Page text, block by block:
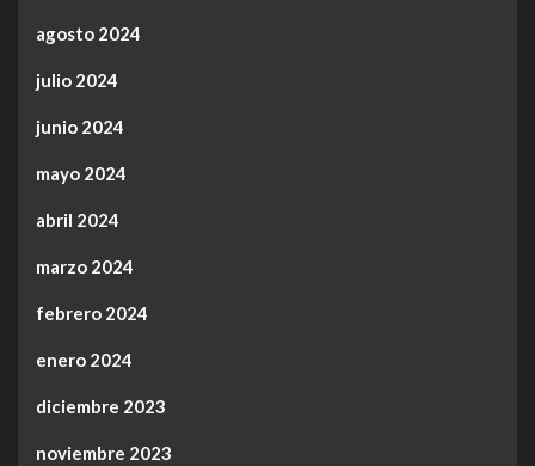
agosto 2024
julio 2024
junio 2024
mayo 2024
abril 2024
marzo 2024
febrero 2024
enero 2024
diciembre 2023
noviembre 2023